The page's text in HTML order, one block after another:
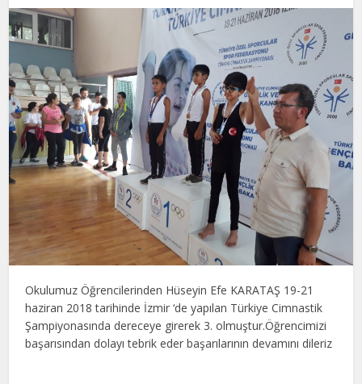
Okulumuz Öğrencilerinden Hüseyin Efe KARATAŞ 19-21
haziran 2018 tarihinde İzmir ‘de yapılan Türkiye Cimnastik
Şampiyonasında dereceye girerek 3. olmuştur.Öğrencimizi
başarısından dolayı tebrik eder başarılarının devamını dileriz